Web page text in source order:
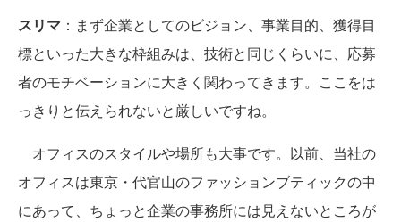
スリマ ：まず企業としてのビジョン、事業目的、獲得目
標といった大きな枠組みは、技術と同じくらいに、応募
者のモチベーションに大きく関わってきます。ここをは
っきりと伝えられないと厳しいですね。
オフィスのスタイルや場所も大事です。以前、当社の
オフィスは東京・代官山のファッションブティックの中
にあって、ちょっと企業の事務所には見えないところが